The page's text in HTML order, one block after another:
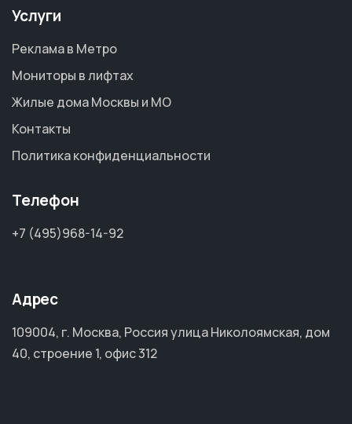
Услуги
Реклама в Метро
Мониторы в лифтах
Жилые дома Москвы и МО
Контакты
Политика конфиденциальности
Телефон
+7 (495)968-14-92
Адрес
109004, г. Москва, Россия улица Николоямская, дом
40, строение 1, офис 312